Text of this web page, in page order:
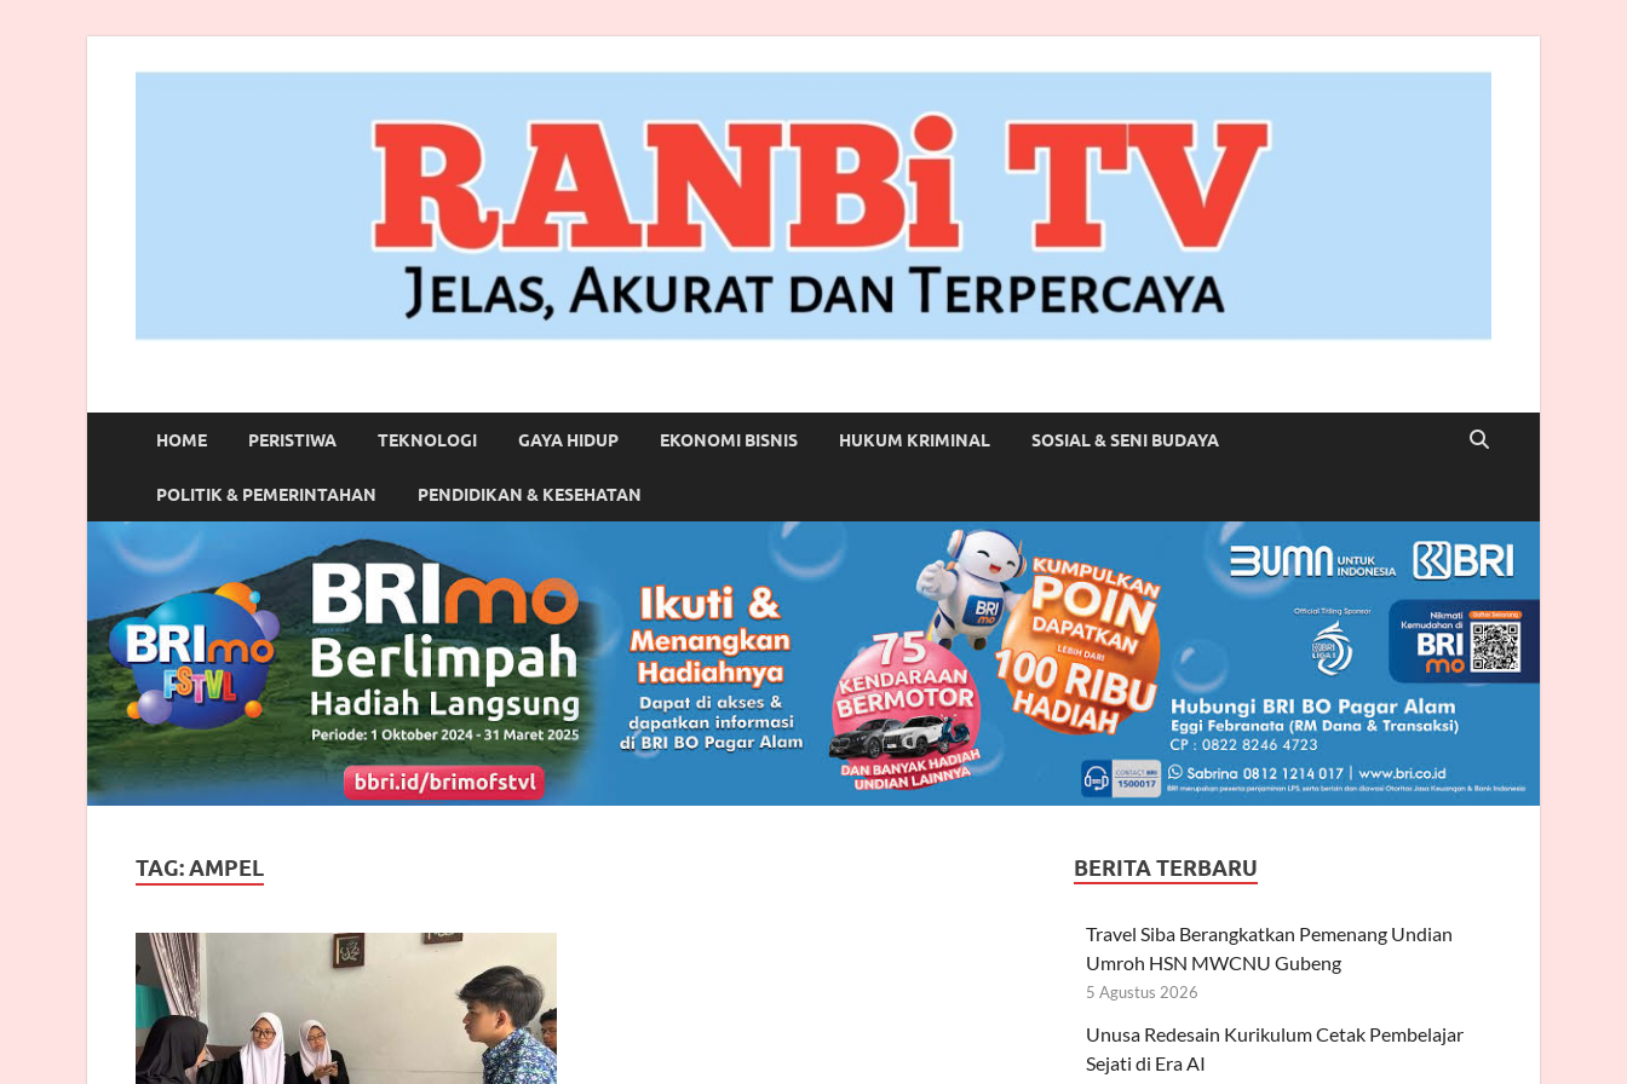
RANBITV.COM
HOME PERISTIWA TEKNOLOGI GAYA HIDUP EKONOMI BISNIS HUKUM KRIMINAL SOSIAL & SENI BUDAYA
POLITIK & PEMERINTAHAN PENDIDIKAN & KESEHATAN
TAG:AMPEL BERITA TERBARU
Travel Siba Berangkatkan Pemenang Undian
Umroh HSN MWCNU Gubeng
5 Agustus 2026
Unusa Redesain Kurikulum Cetak Pembelajar
Sejati di Era AI